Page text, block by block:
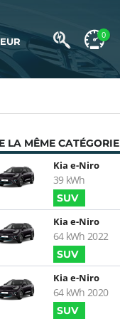
0
LA MÊME CATÉGORIE
Kia e-Niro
39 kWh
SUV
Kia e-Niro
64 kWh 2022
SUV
Kia e-Niro
64 kWh 2020
SUV